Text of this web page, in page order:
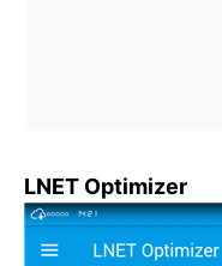
LNET Optimizer